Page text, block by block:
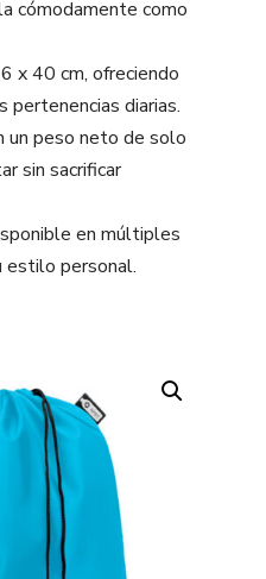
cómodamente como
x 40 cm, ofreciendo
pertenencias diarias.
un peso neto de solo
sin sacrificar
en múltiples
estilo personal.